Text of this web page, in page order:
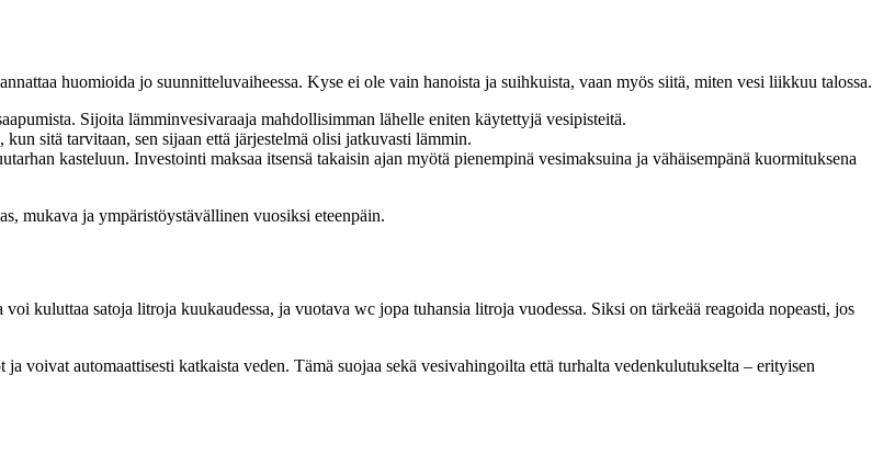
huomioida jo suunnitteluvaiheessa. Kyse ei ole vain hanoista ja suihkuista, vaan myös siitä, miten vesi liikkuu talossa.
Sijoita lämminvesivaraaja mahdollisimman lähelle eniten käytettyjä vesipisteitä.
sitä tarvitaan, sen sijaan että järjestelmä olisi jatkuvasti lämmin.
kasteluun. Investointi maksaa itsensä takaisin ajan myötä pienempinä vesimaksuina ja vähäisempänä kuormituksena
mukava ja ympäristöystävällinen vuosiksi eteenpäin.
kuluttaa satoja litroja kuukaudessa, ja vuotava wc jopa tuhansia litroja vuodessa. Siksi on tärkeää reagoida nopeasti, jos
ja voivat automaattisesti katkaista veden. Tämä suojaa sekä vesivahingoilta että turhalta vedenkulutukselta – erityisen